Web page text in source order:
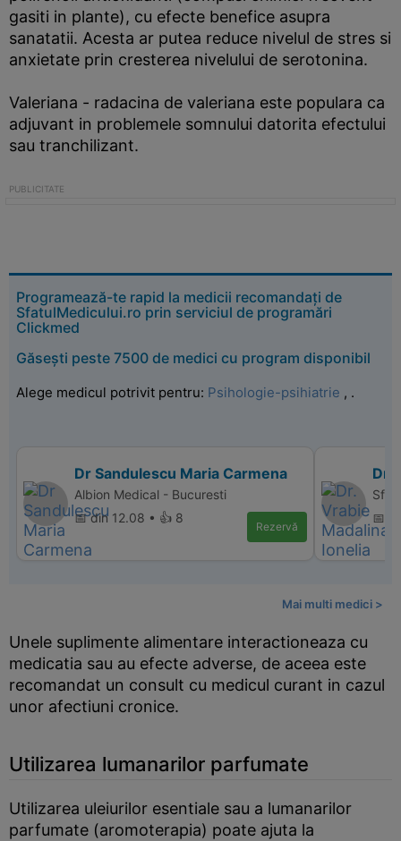
gasiti in plante), cu efecte benefice asupra
sanatatii. Acesta ar putea reduce nivelul de stres si
anxietate prin cresterea nivelului de serotonina.
Valeriana - radacina de valeriana este populara ca
adjuvant in problemele somnului datorita efectului
sau tranchilizant.
Programează-te rapid la medicii recomandați de
SfatulMedicului.ro prin serviciul de programări
Clickmed
Găsești peste 7500 de medici cu program disponibil
Alege medicul potrivit pentru: Psihologie-psihiatrie , .
Dr Sandulescu Maria Carmena
Albion Medical - Bucuresti
📅 din 12.08 • 👍 8
Rezervă
Dr.
📅
Mai multi medici >
Unele suplimente alimentare interactioneaza cu
medicatia sau au efecte adverse, de aceea este
recomandat un consult cu medicul curant in cazul
unor afectiuni cronice.
Utilizarea lumanarilor parfumate
Utilizarea uleiurilor esentiale sau a lumanarilor
parfumate (aromoterapia) poate ajuta la